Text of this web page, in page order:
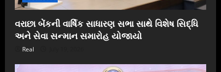
વરાછા બેંકની વાર્ષિક સાધારણ સભા સાથે વિશેષ સિદ્ધિ
અને સેવા સન્માન સમારોહ યોજાયો
Real